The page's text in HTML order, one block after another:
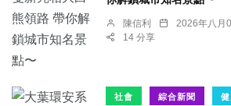
陳信利 2026年八月
14 分享
社會 綜合新聞